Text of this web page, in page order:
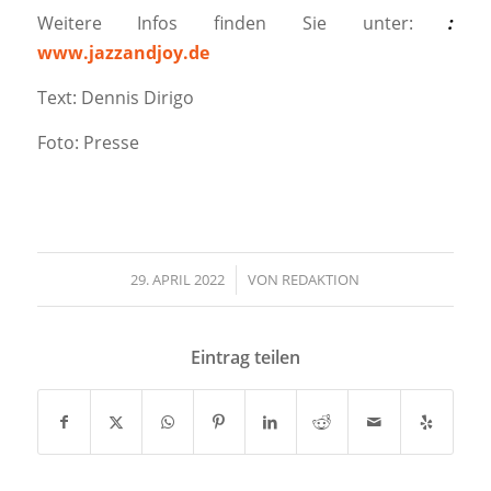
Weitere Infos finden Sie unter::
www.jazzandjoy.de
Text: Dennis Dirigo
Foto: Presse
29. APRIL 2022
/ VON REDAKTION
Eintrag teilen